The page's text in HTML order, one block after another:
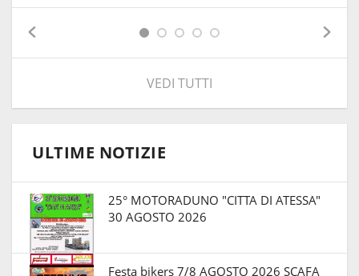
VEDI TUTTI
ULTIME NOTIZIE
25° MOTORADUNO "CITTA DI ATESSA"
30 AGOSTO 2026
Festa bikers 7/8 AGOSTO 2026 SCAFA